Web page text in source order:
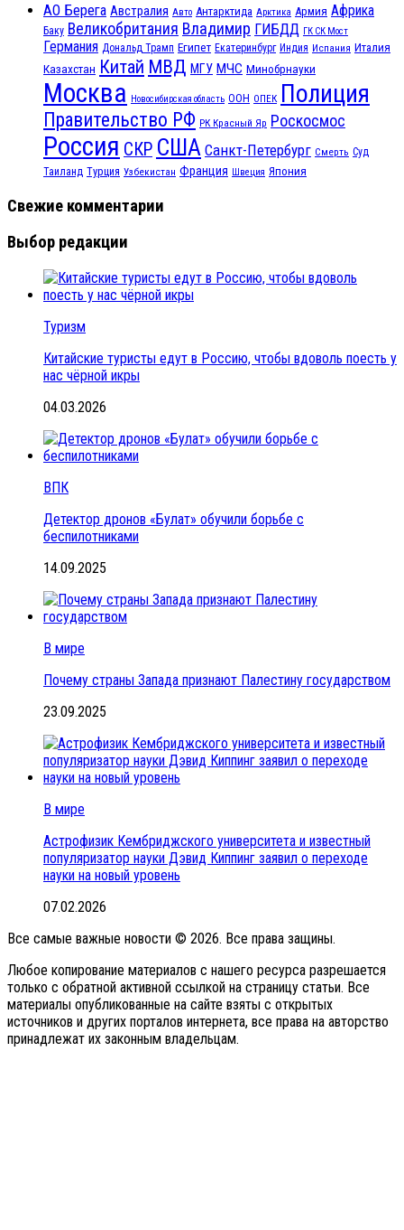
АО Берега Австралия Авто Антарктида Арктика Армия Африка
Баку Великобритания Владимир ГИБДД ГК СК Мост
Германия Дональд Трамп Египет Екатеринбург Индия Испания Италия
Казахстан Китай МВД МГУ МЧС Минобрнауки
Москва Новосибирская область ООН ОПЕК Полиция
Правительство РФ РК Красный Яр Роскосмос
Россия СКР США Санкт-Петербург Смерть Суд
Таиланд Турция Узбекистан Франция Швеция Япония
Свежие комментарии
Выбор редакции
Туризм
Китайские туристы едут в Россию, чтобы вдоволь поесть у
нас чёрной икры
04.03.2026
ВПК
Детектор дронов «Булат» обучили борьбе с
беспилотниками
14.09.2025
В мире
Почему страны Запада признают Палестину государством
23.09.2025
В мире
Астрофизик Кембриджского университета и известный
популяризатор науки Дэвид Киппинг заявил о переходе
науки на новый уровень
07.02.2026
Все самые важные новости © 2026. Все права защины.
Любое копирование материалов с нашего ресурса разрешается
только с обратной активной ссылкой на страницу статьи. Все
материалы опубликованные на сайте взяты с открытых
источников и других порталов интернета, все права на авторство
принадлежат их законным владельцам.